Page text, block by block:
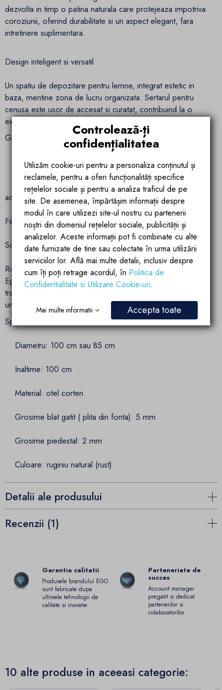
dezvolta in timp o patina naturala care protejeaza impotriva
coroziunii, oferind durabilitate si un aspect elegant, fara
intretinere suplimentara.
Design inteligent si versatil
Un spatiu de depozitare pentru lemne, integrat estetic in
baza, mentine zona de lucru organizata. Sertarul pentru
cenusa este usor de accesat si curatat, contribuind la o
experienta practica si curata.
Gratarul este disponibil in doua dimensiuni:
D1000 x H1000 mm – pentru un impact vizual puternic
D850 x H1000 mm – pentru spatii mai restranse, cu
aceeasi functionalitate
Finisaje disponibile: Negru si Rust (patina naturala)
Solutia ideala pentru spatii exterioare elegante
Robust, versatil si usor de intretinut, acest gratar semnat
Ego Space aduce echilibru intre design si performanta,
transformand orice terasa, gradina sau zona HoReCa intr-
un loc memorabil.
Specificatii tehnice
Diametru: 100 cm sau 85 cm
Inaltime: 100 cm
Material: otel corten
Grosime blat gatit ( plita din fonta): 5 mm
Grosime piedestal: 2 mm
Culoare: ruginiu natural (rust)
Detalii ale produsului
Recenzii (1)
Garantia calitatii
Produsele brandului EGO
sunt fabricate dupa
ultimele tehnologii de
calitate si inovatie
Parteneriate de
succes
Account manager
pregatit si dedicat
partenerilor si
colaboratorilor
10 alte produse in aceeasi categorie:
Controlează-ți
confidențialitatea
Utilizăm cookie-uri pentru a personaliza conținutul și
reclamele, pentru a oferi funcționalități specifice
rețelelor sociale și pentru a analiza traficul de pe
site. De asemenea, împărtășim informații despre
modul în care utilizezi site-ul nostru cu partenerii
noștri din domeniul rețelelor sociale, publicității și
analizelor. Aceste informații pot fi combinate cu alte
date furnizate de tine sau colectate în urma utilizării
serviciilor lor. Află mai multe detalii, inclusiv despre
cum îți poți retrage acordul, în Politica de
Confidentialitate si Utilizare Cookie-uri.
Mai multe informatii Accepta toate